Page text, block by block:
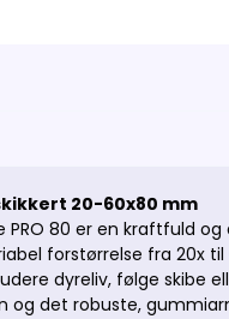
20-60x80 mm
PRO 80 er en kraftfuld
forstørrelse fra 20x
dyreliv, følge skibe
og det robuste,